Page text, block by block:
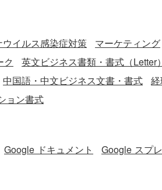
ウイルス感染症対策 マーケティング
ク 英文ビジネス書類・書式（Letter）
中国語・中文ビジネス文書・書式
ョン書式
Google ドキュメント Google スプ